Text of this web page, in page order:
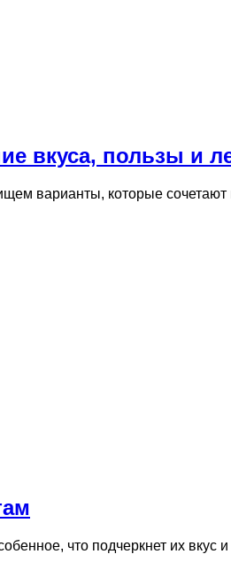
вкуса, пользы и
варианты, которые
что подчеркнет их